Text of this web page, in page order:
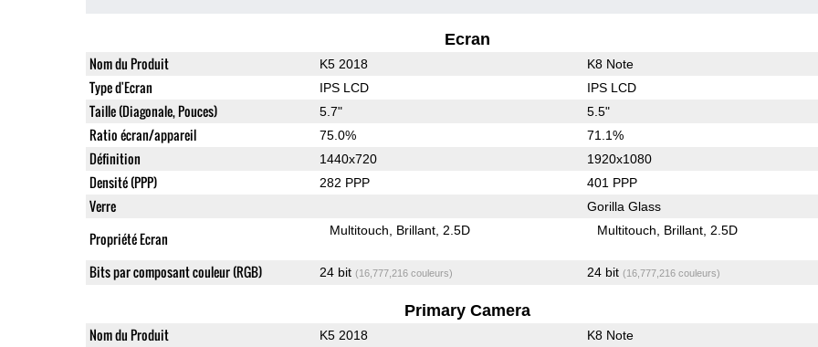
Ecran
Nom du Produit K5 2018 K8 Note
Type d'Ecran IPS LCD IPS LCD
Taille (Diagonale, Pouces) 5.7" 5.5"
Ratio écran/appareil 75.0% 71.1%
Définition 1440x720 1920x1080
Densité (PPP) 282 PPP 401 PPP
Verre Gorilla Glass
Propriété Ecran Multitouch Brillant 2.5D Multitouch Brillant 2.5D
Bits par composant couleur (RGB) 24 bit (16,777,216 couleurs) 24 bit (16,777,216 couleurs)
Primary Camera
Nom du Produit K5 2018 K8 Note